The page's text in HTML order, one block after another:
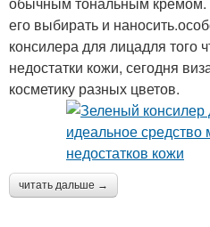
его выбирать и
консилера для лицадля того
недостатки кожи, сегодня
косметику разных цветов.
читать дальше →